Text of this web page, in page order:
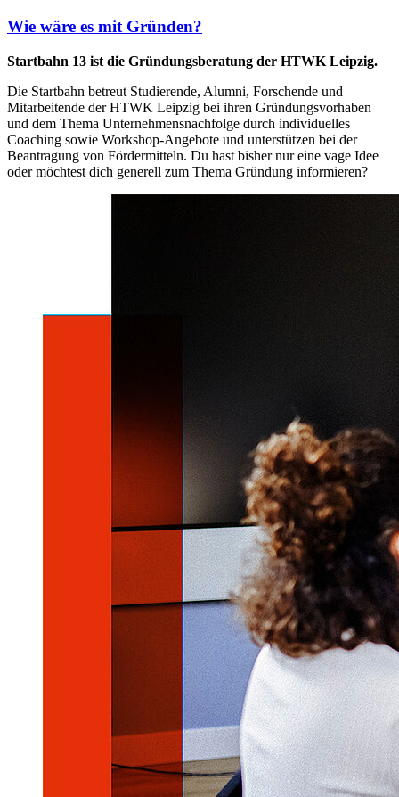
Wie wäre es mit Gründen?
Startbahn 13 ist die Gründungsberatung der HTWK Leipzig.
Die Startbahn betreut Studierende, Alumni, Forschende und
Mitarbeitende der HTWK Leipzig bei ihren Gründungsvorhaben
und dem Thema Unternehmensnachfolge durch individuelles
Coaching sowie Workshop-Angebote und unterstützen bei der
Beantragung von Fördermitteln. Du hast bisher nur eine vage Idee
oder möchtest dich generell zum Thema Gründung informieren?